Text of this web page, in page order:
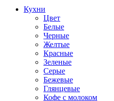
Кухни
Цвет
Белые
Черные
Желтые
Красные
Зеленые
Серые
Бежевые
Глянцевые
Кофе с молоком